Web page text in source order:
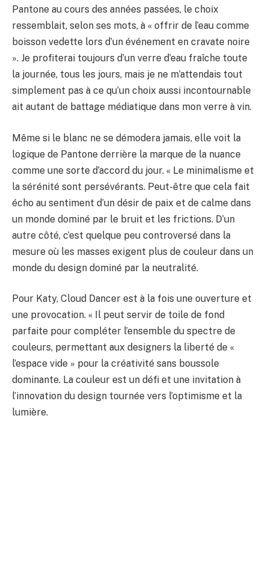
Pantone au cours des années passées, le choix
ressemblait, selon ses mots, à « offrir de l’eau comme
boisson vedette lors d’un événement en cravate noire
». Je profiterai toujours d’un verre d’eau fraîche toute
la journée, tous les jours, mais je ne m’attendais tout
simplement pas à ce qu’un choix aussi incontournable
ait autant de battage médiatique dans mon verre à vin.
Même si le blanc ne se démodera jamais, elle voit la
logique de Pantone derrière la marque de la nuance
comme une sorte d’accord du jour. « Le minimalisme et
la sérénité sont persévérants. Peut-être que cela fait
écho au sentiment d’un désir de paix et de calme dans
un monde dominé par le bruit et les frictions. D’un
autre côté, c’est quelque peu controversé dans la
mesure où les masses exigent plus de couleur dans un
monde du design dominé par la neutralité.
Pour Katy, Cloud Dancer est à la fois une ouverture et
une provocation. « Il peut servir de toile de fond
parfaite pour compléter l’ensemble du spectre de
couleurs, permettant aux designers la liberté de «
l’espace vide » pour la créativité sans boussole
dominante. La couleur est un défi et une invitation à
l’innovation du design tournée vers l’optimisme et la
lumière.